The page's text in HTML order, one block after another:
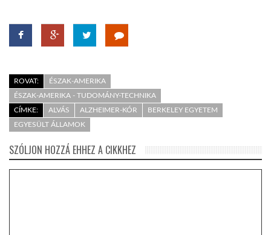
ROVAT:
ÉSZAK-AMERIKA
ÉSZAK-AMERIKA - TUDOMÁNY-TECHNIKA
CÍMKE:
ALVÁS ALZHEIMER-KÓR
BERKELEY EGYETEM
EGYESÜLT ÁLLAMOK
SZÓLJON HOZZÁ EHHEZ A CIKKHEZ